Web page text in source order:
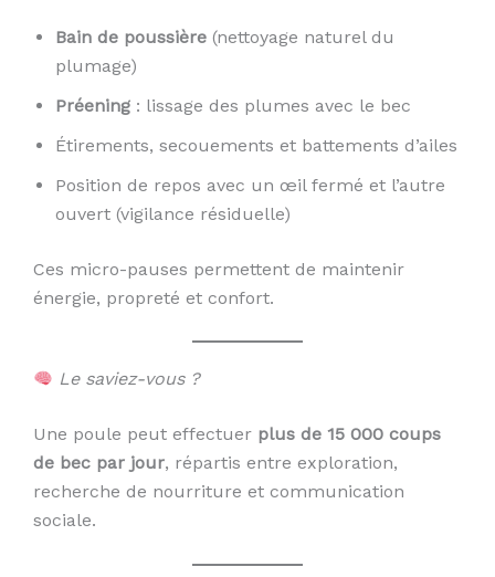
Bain de poussière (nettoyage naturel du
plumage)
Préening : lissage des plumes avec le bec
Étirements, secouements et battements d’ailes
Position de repos avec un œil fermé et l’autre
ouvert (vigilance résiduelle)
Ces micro-pauses permettent de maintenir
énergie, propreté et confort.
Le saviez-vous ?
Une poule peut effectuer plus de 15 000 coups
de bec par jour, répartis entre exploration,
recherche de nourriture et communication
sociale.